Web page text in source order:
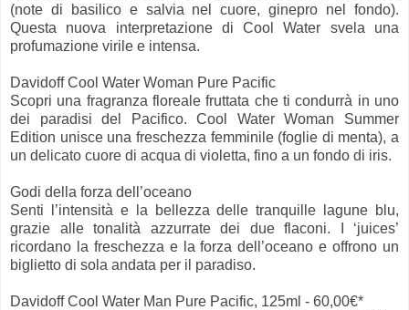
(note di basilico e salvia nel cuore, ginepro nel fondo).
Questa nuova interpretazione di Cool Water svela una
profumazione virile e intensa.
Davidoff Cool Water Woman Pure Pacific
Scopri una fragranza floreale fruttata che ti condurrà in uno
dei paradisi del Pacifico. Cool Water Woman Summer
Edition unisce una freschezza femminile (foglie di menta), a
un delicato cuore di acqua di violetta, fino a un fondo di iris.
Godi della forza dell’oceano
Senti l’intensità e la bellezza delle tranquille lagune blu,
grazie alle tonalità azzurrate dei due flaconi. I ‘juices’
ricordano la freschezza e la forza dell’oceano e offrono un
biglietto di sola andata per il paradiso.
Davidoff Cool Water Man Pure Pacific, 125ml - 60,00€*